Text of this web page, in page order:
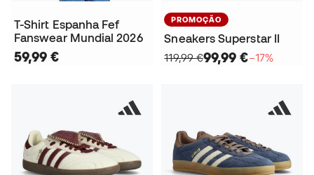
T-Shirt Espanha Fef
Fanswear Mundial 2026
59,99 €
PROMOÇÃO
Sneakers Superstar II
119,99 €99,99 €−17%